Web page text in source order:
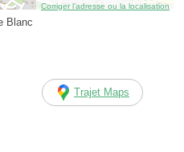
Corriger l’adresse ou la localisation
Blanc
Trajet Maps